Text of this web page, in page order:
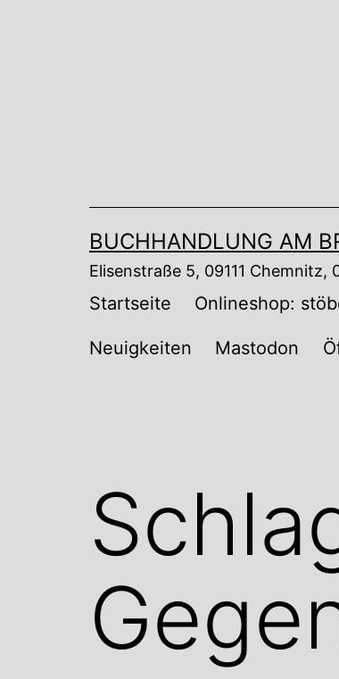
BUCHHANDLUNG AM
Elisenstraße 5, 09111
Startseite Onlineshop:
Neuigkeiten Mastodon